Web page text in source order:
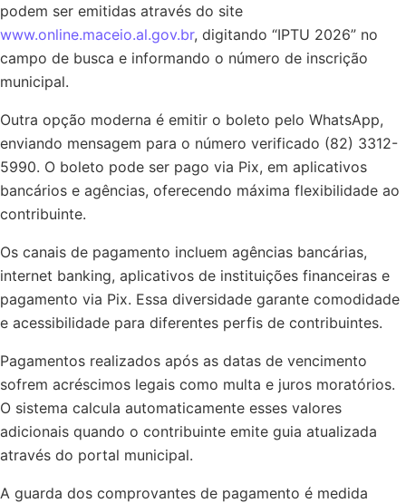
podem ser emitidas através do site
www.online.maceio.al.gov.br, digitando “IPTU 2026” no
campo de busca e informando o número de inscrição
municipal.
Outra opção moderna é emitir o boleto pelo WhatsApp,
enviando mensagem para o número verificado (82) 3312-
5990. O boleto pode ser pago via Pix, em aplicativos
bancários e agências, oferecendo máxima flexibilidade ao
contribuinte.
Os canais de pagamento incluem agências bancárias,
internet banking, aplicativos de instituições financeiras e
pagamento via Pix. Essa diversidade garante comodidade
e acessibilidade para diferentes perfis de contribuintes.
Pagamentos realizados após as datas de vencimento
sofrem acréscimos legais como multa e juros moratórios.
O sistema calcula automaticamente esses valores
adicionais quando o contribuinte emite guia atualizada
através do portal municipal.
A guarda dos comprovantes de pagamento é medida